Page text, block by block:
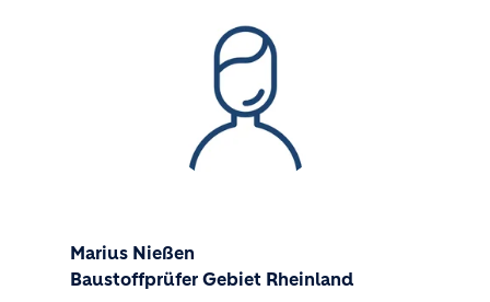
Marius Nießen
Baustoffprüfer Gebiet Rheinland